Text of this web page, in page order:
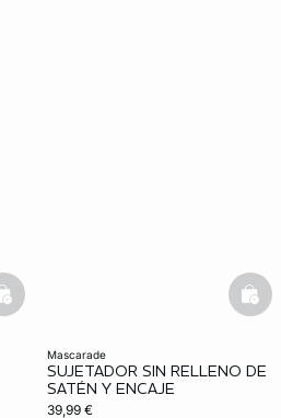
basketfull
mascarade
SUJETADOR SIN RELLENO DE
SATÉN Y ENCAJE
39,99 €